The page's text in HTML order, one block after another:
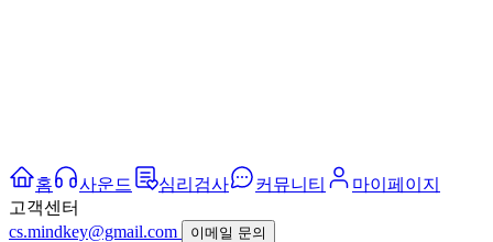
홈 사운드 심리검사 커뮤니티
마이페이지
고객센터
cs.mindkey@gmail.com
이메일 문의